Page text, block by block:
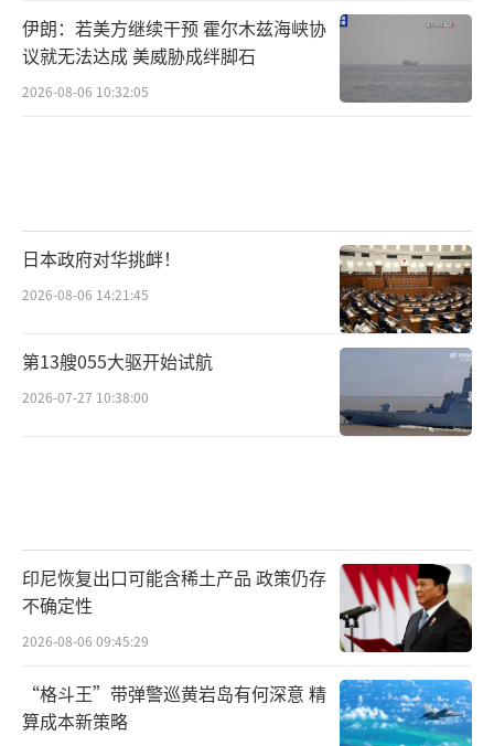
伊朗：若美方继续干预 霍尔木兹海峡协
议就无法达成 美威胁成绊脚石
2026-08-06 10:32:05
日本政府对华挑衅！
2026-08-06 14:21:45
第13艘055大驱开始试航
2026-07-27 10:38:00
印尼恢复出口可能含稀土产品 政策仍存
不确定性
2026-08-06 09:45:29
“格斗王”带弹警巡黄岩岛有何深意 精
算成本新策略